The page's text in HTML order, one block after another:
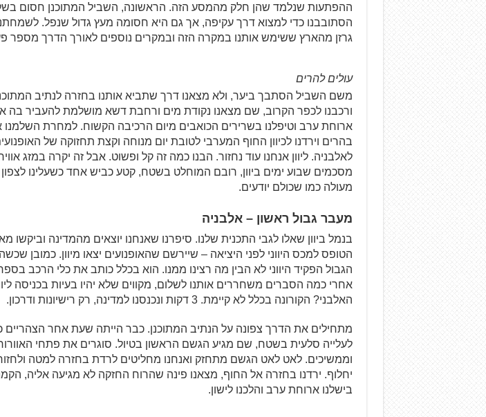
ההפתעות שנלמד שהן חלק מהמסע הזה. הראשונה, השביל המתוכנן חסום
הסתובבנו כדי למצוא דרך עקיפה, אך גם היא חסומה מעץ גדול שנפל.
גרזן מהארץ ששימש אותנו במקרה הזה ובמקרים נוספים לאורך הדרך מספר
עולים להרים
משם השביל הסתבך ביער, ולא מצאנו דרך שתביא אותנו בחזרה לנתיב
ורכבנו לכפר הקרוב, שם מצאנו נקודת מים ורחבת דשא מושלמת להעביר בה
ארוחת ערב וטיפלנו בשרירים הכואבים מיום הרכיבה הקשוח. למחרת
בהרים וירדנו לכיוון החוף המערבי לטובת יום מנוחה וקצת תחזוקה של
לאלבניה. ליוון אנחנו עוד נחזור. הבנו כמה זה קל ופשוט. אבל זה יקרה במזג
מסכמים שבוע ימים ביוון, רובם המוחלט בשטח, קטע כביש אחד כשעלינו לצפון
מעולה כמו שכולם יודעים.
מעבר גבול ראשון – אלבניה
בנמל ביוון שאלו לגבי התכנית שלנו. סיפרנו שאנחנו יוצאים מהמדינה וביקשו
הטופס למכס היווני לפני היציאה – שיירשם שהאופנועים יצאו מיוון. כמובן
הגבול הפקיד היווני לא הבין מה רצינו ממנו. הוא בכלל כותב את כלי הרכב
אחרי כמה הסברים משחררים אותנו לשלום, מקווים שלא יהיו בעיות בכניסה
האלבני? הקורונה בכלל לא קיימת. 3 דקות ונכנסנו למדינה, רק רישיונות ודרכון.
מתחילים את הדרך צפונה על הנתיב המתוכנן. כבר הייתה שעת אחר הצהריים
לעלייה סלעית בשטח, שם מגיע הגשם הראשון בטיול. סוגרים את פתחי
וממשיכים. לאט לאט הגשם מתחזק ואנחנו מחליטים לרדת בחזרה למטה
יחלוף. ירדנו בחזרה אל החוף, מצאנו פינה שהרוח החזקה לא מגיעה אליה,
בישלנו ארוחת ערב והלכנו לישון.